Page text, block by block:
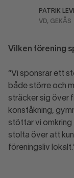
PATRIK
VD, GEKÅS
Vilken förening
“Vi sponsrar ett
både större och
sträcker sig över
konståkning,
stöttar vi omkring
stolta över att
föreningsliv